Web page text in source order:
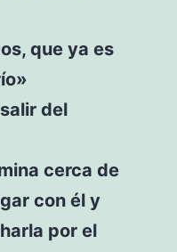
que ya es
del
cerca de
con él y
por el